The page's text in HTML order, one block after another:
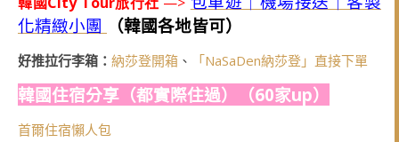
化精緻小團
（韓國各地皆可）
好推拉行李箱： 納莎登開箱 、 「NaSaDen納莎登」直接下單
韓國住宿分享（都實際住過）（60家up）
首爾住宿懶人包